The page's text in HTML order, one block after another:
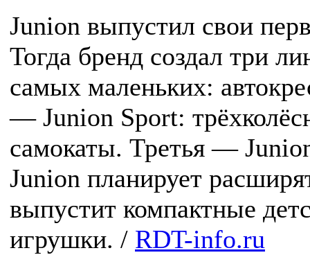
Junion выпустил свои
Тогда бренд создал три
самых маленьких:
— Junion Sport:
самокаты. Третья —
Junion планирует
выпустит компактные
игрушки. / RDT-info.ru